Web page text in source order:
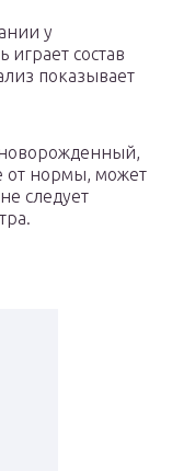
у
состав
показывает
от нормы, может
следует